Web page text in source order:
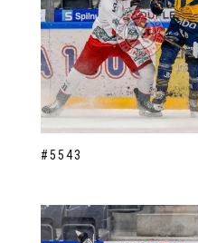
#5543